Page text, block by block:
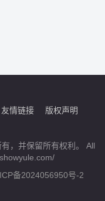
友情链接
版权声明
，并保留所有权利。 All
备2024056950号-2